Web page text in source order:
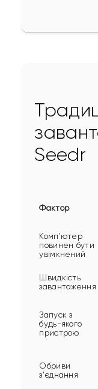
Seedr
Фактор
Комп'ютер
повинен бути
увімкнений
Швидкість
завантаження
Запуск з
будь-якого
пристрою
Обриви
з'єднання